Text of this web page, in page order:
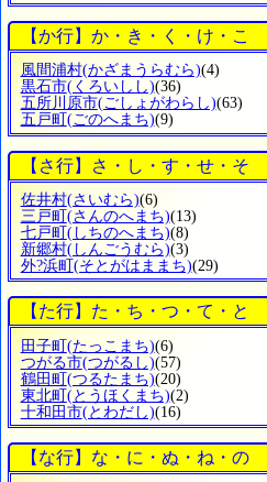
【か行】か・き・く・け・こ
風間浦村(かざまうらむら)(4)
黒石市(くろいしし)(36)
五所川原市(ごしょがわらし)(63)
五戸町 (ごのへまち)(9)
【さ行】さ・し・す・せ・そ
佐井村(さいむら)(6)
三戸町 (さんのへまち)(13)
七戸町 (しちのへまち)(8)
新郷村(しんごうむら)(3)
外?浜町 (そとがはままち)(29)
【た行】た・ち・つ・て・と
田子町 (たっこまち)(6)
つがる市(つがるし)(57)
鶴田町 (つるたまち)(20)
東北町 (とうほくまち)(2)
十和田市(とわだし)(16)
【な行】な・に・ぬ・ね・の